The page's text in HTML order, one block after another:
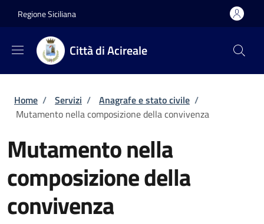
Regione Siciliana
Città di Acireale
Briciole di pane
Home / Servizi / Anagrafe e stato civile /
Mutamento nella composizione della convivenza
Mutamento nella
composizione della
convivenza